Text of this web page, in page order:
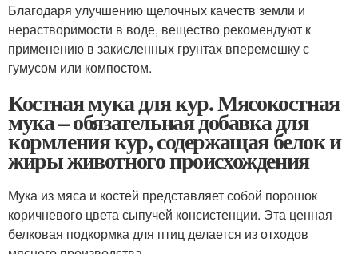
Благодаря улучшению щелочных качеств земли и
нерастворимости в воде, вещество рекомендуют к
применению в закисленных грунтах вперемешку с
гумусом или компостом.
Костная мука для кур. Мясокостная
мука – обязательная добавка для
кормления кур, содержащая белок и
жиры животного происхождения
Мука из мяса и костей представляет собой порошок
коричневого цвета сыпучей консистенции. Эта ценная
белковая подкормка для птиц делается из отходов